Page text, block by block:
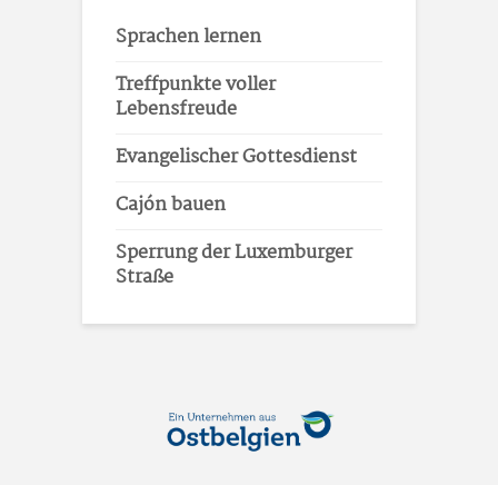
Sprachen lernen
Treffpunkte voller
Lebensfreude
Evangelischer Gottesdienst
Cajón bauen
Sperrung der Luxemburger
Straße